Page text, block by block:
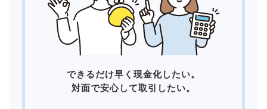
できるだけ早く現金化したい。
対面で安心して取引したい。